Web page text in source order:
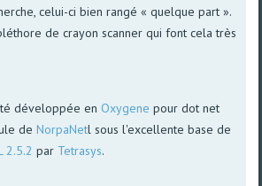
celui-ci bien rangé « quelque part ».
de crayon scanner qui font cela très
développée en Oxygene pour dot net
deNorpaNetl sous l'excellente base de
2.5.2 par Tetrasys.